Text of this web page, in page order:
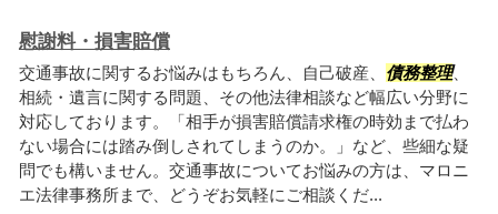
慰謝料・損害賠償
交通事故に関するお悩みはもちろん、自己破産、 債務整理、
相続・遺言に関する問題、その他法律相談など幅広い分野に
対応しております。「相手が損害賠償請求権の時効まで払わ
ない場合には踏み倒しされてしまうのか。」など、些細な疑
問でも構いません。交通事故についてお悩みの方は、マロニ
エ法律事務所まで、どうぞお気軽にご相談くだ...